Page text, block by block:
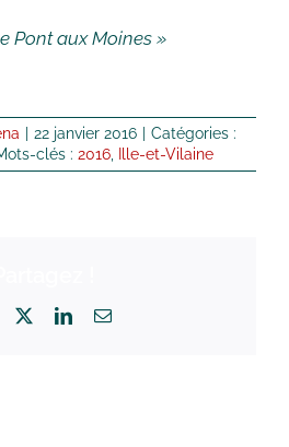
Pont aux Moines »
| 22 janvier 2016 | Catégories :
clés : 2016 Ille-et-Vilaine
Facebook LinkedInEmail